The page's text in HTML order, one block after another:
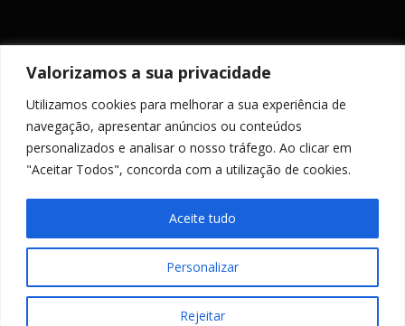
Valorizamos a sua privacidade
Utilizamos cookies para melhorar a sua experiência de
navegação, apresentar anúncios ou conteúdos
personalizados e analisar o nosso tráfego. Ao clicar em
"Aceitar Todos", concorda com a utilização de cookies.
Personalizar
Rejeitar
Aceite tudo
MANTENHA-SE ACTUALIZADO
Copyright © 2026 PR Engenharia–TemaOnePresspor
FameThemes